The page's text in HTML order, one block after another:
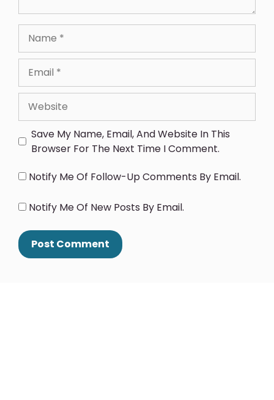
Save My Name, Email, And Website In This
Browser For The Next Time I Comment.
Notify Me Of Follow-Up Comments By Email.
Notify Me Of New Posts By Email.